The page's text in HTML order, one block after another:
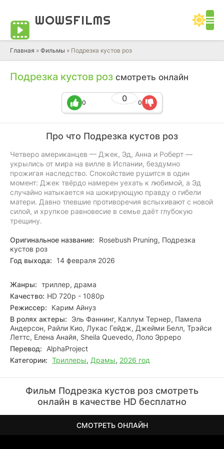
WOWSFILMS
Главная » Фильмы » Подрезка кустов роз
Подрезка кустов роз смотреть онлайн
0
0 0
Про что Подрезка кустов роз
Четверо американцев — Джек, Эд, Анна и Роберт —
укрылись от мира на вилле в Испании, бездумно
прожигая наследство. Спокойствие рушится в один
момент: Джек твёрдо намерен уехать к любимой, а Эд
случайно натыкается на шокирующую правду о гибели
матери. Давно тлевшие противоречия вспыхивают с новой
силой, и хрупкое равновесие в семье даёт глубокую
трещину.
Оригинальное название:
Rosebush Pruning, Подрезка
кустов роз
Год выхода:
14 февраля 2026
Жанры: триллер, драма
Качество: HD 720p - 1080p
Режиссер:
Карим Айнуз
В ролях актеры:
Эль Фаннинг, Каллум Тернер, Памела
Андерсон, Райли Кио, Лукас Гейдж, Джейми Белл, Трэйси
Леттс, Елена Анайя, Sheila Quevedo, Лоло Эрреро
Перевод:
AlphaProject
Категории: Триллеры, Драмы, 2026 год
Фильм Подрезка кустов роз смотреть
онлайн в качестве HD бесплатно
СМОТРЕТЬ ОНЛАЙН